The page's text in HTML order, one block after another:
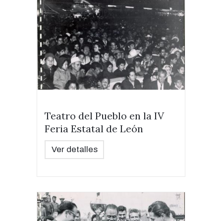
Teatro del Pueblo en la IV
Feria Estatal de León
Ver detalles